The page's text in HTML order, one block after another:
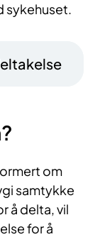
sykehuset.
om
samtykke
å delta, vil
for å